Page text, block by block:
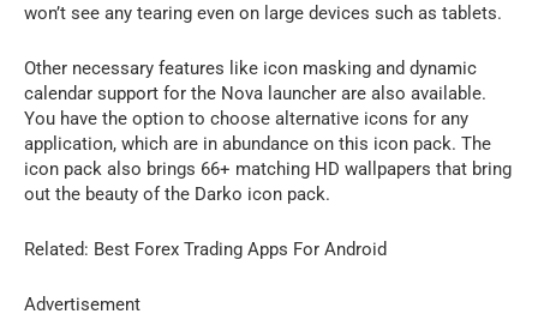
won’t see any tearing even on large devices such as tablets.
Other necessary features like icon masking and dynamic
calendar support for the Nova launcher are also available.
You have the option to choose alternative icons for any
application, which are in abundance on this icon pack. The
icon pack also brings 66+ matching HD wallpapers that bring
out the beauty of the Darko icon pack.
Related: Best Forex Trading Apps For Android
Advertisement